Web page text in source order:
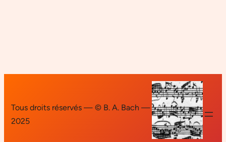
Tous droits réservés — © B. A. Bach —
2025